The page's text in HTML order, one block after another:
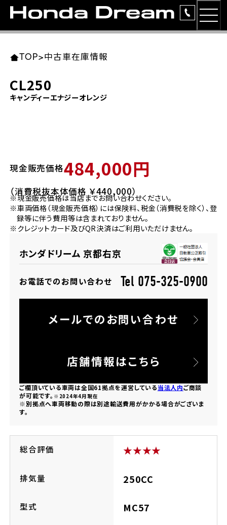
ラインアップ
イベント
法人向けサービス
お問い合わせ
TOP>中古車在庫情報
CL250
キャンディーエナジーオレンジ
現金販売価格484,000円
（消費税抜本体価格 ￥440,000）
※現金販売価格は当店までお問い合わせください。
※車両価格（現金販売価格）には保険料、税金（消費税を除く）、登
録等に伴う費用等は含まれておりません。
※クレジットカード及びQR決済はご利用いただけません。
ホンダドリーム 京都右京
お電話でのお問い合わせ Tel 075-325-0900
メールでのお問い合わせ
店舗情報はこちら
ご欄頂いている車両は全国61拠点を運営している当法人内ご商談
が可能です。 ※2024年4月現在
※別拠点へ車両移動の際は別途輸送費用がかかる場合がございま
す。
総合評価 ★★★★
排気量 250CC
型式 MC57
東北エリア 店舗一覧
岩手県
宮城県
ホンダドリーム 仙台泉
ホンダドリーム 宮城岩沼
福島県
ホンダドリーム 郡山
関東エリア 店舗一覧
東京都
ホンダドリーム 練馬
ホンダドリーム 板橋
ホンダドリーム 葛飾
ホンダドリーム 大田
神奈川県
ホンダドリーム 横浜旭
ホンダドリーム 川崎宮前
千葉県
中部エリア 店舗一覧
愛知県
ホンダドリーム 小牧
ホンダドリーム 名古屋東
ホンダドリーム 一宮
ホンダドリーム 豊橋
ホンダドリーム 名古屋上小田井
岐阜県
近畿エリア 店舗一覧
大阪府
ホンダドリーム 藤井寺
ホンダドリーム 東淀川
ホンダドリーム 豊中
ホンダドリーム 京都伏見
ホンダドリーム 京都右京
兵庫県
ホンダドリーム 尼崎
ホンダドリーム 姫路
ホンダドリーム 西宮甲子園
中国・四国エリア 店舗一覧
岡山県
広島県
ホンダドリーム 広島
ホンダドリーム 福山
徳島県
ホンダドリーム 徳島
香川県
高知県
ホンダドリーム 高知
九州エリア 店舗一覧
福岡県
ホンダドリーム 久留米
ホンダドリーム 福岡春日
ホンダドリーム 福岡西
ホンダドリーム 熊本